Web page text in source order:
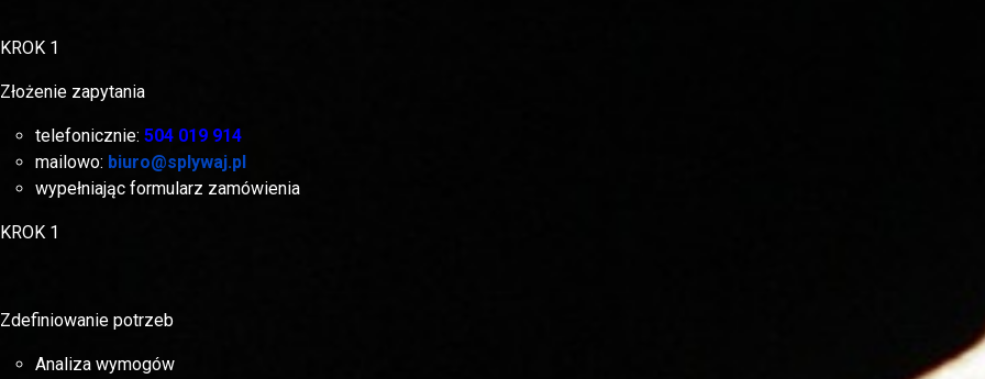
KROK 1
Złożenie zapytania
telefonicznie: 504 019 914
mailowo: biuro@splywaj.pl
wypełniając formularz zamówienia
KROK 1
Zdefiniowanie potrzeb
Analiza wymogów